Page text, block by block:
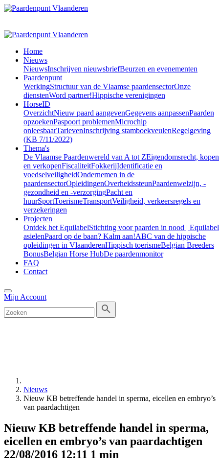
Home
Nieuws
NieuwsInschrijven nieuwsbriefBeurzen en evenementen
Paardenpunt
WerkingStructuur van de Vlaamse paardensectorOnze
dienstenWord partner!Hippische verenigingen
HorseID
OverzichtNieuw paard aangevenGegevens aanpassenPaarden
opzoekenPaspoort problemenMicrochip
onleesbaarTarievenInschrijving stamboekveulenRegelgeving
(KB 7/11/2022)
Thema's
De Vlaamse Paardenwereld van A tot ZEigendomsrecht, kopen
en verkopenFiscaliteitFokkerijIdentificatie en
voedselveiligheidOndernemen in de
paardensectorOpleidingenOverheidssteunPaardenwelzijn, -
gezondheid en -verzorgingPacht en
huurSportToerismeTransportVeiligheid, verkeersregels en
verzekeringen
Projecten
Ontdek het EquilabelStichting voor paarden in nood | Equilabel
asielenPaard op de baan? Kalm aan!ABC van de hippische
opleidingen in VlaanderenHippisch toerismeBelgian Breeders
BonusBelgian Horse HubDe paardenmonitor
FAQ
Contact
Mijn Account
Nieuws
Nieuw KB betreffende handel in sperma, eicellen en embryo’s
van paardachtigen
Nieuw KB betreffende handel in sperma,
eicellen en embryo’s van paardachtigen
22/08/2016 12:11 1 min